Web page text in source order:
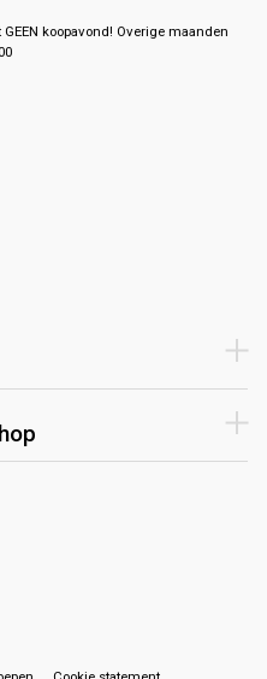
koopavond! Overige maanden